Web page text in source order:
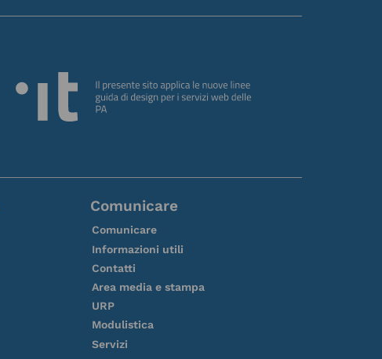
Comunicare
Comunicare
Informazioni utili
Contatti
Area media e stampa
URP
Modulistica
Servizi